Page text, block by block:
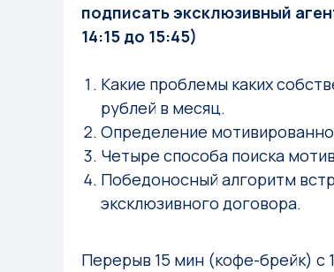
подписать эксклюзивный
14:15 до 15:45)
Какие проблемы каких
рублей в месяц.
Определение
Четыре способа поиска
Победоносный алгоритм
эксклюзивного договора.
Перерыв 15 мин (кофе-брейк) с